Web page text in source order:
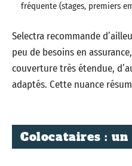
fréquente (stages, premiers
Selectra recommande
peu de besoins en
couverture très étendue,
adaptés. Cette nuance
Colocataires :